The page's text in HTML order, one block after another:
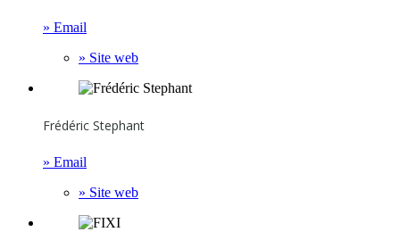
» Email
» Site web
Frédéric Stephant
» Email
» Site web